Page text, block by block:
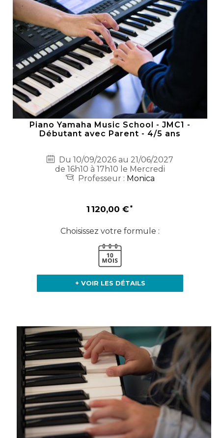
Piano Yamaha Music School - JMC1 -
Débutant avec Parent - 4/5 ans
Du 10/09/2026 au 21/06/2027
de 16h10 à 17h10 le Mercredi
Professeur : Monica
1 120,00 €
Choisissez votre formule :
+ VOIR LES DÉTAILS